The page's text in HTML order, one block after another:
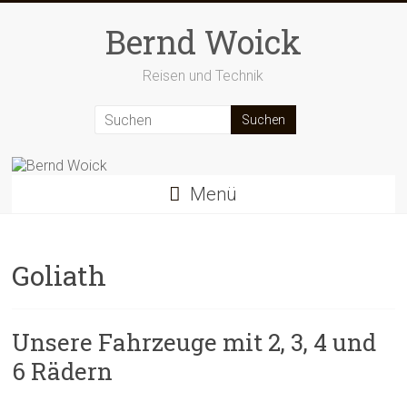
Bernd Woick
Reisen und Technik
Menü
Goliath
Unsere Fahrzeuge mit 2, 3, 4 und
6 Rädern